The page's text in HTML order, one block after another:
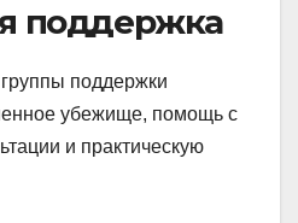
поддержка
поддержки
убежище, помощь с
и практическую